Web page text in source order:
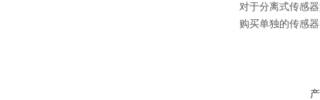
对于分离式传感
购买单独的传感